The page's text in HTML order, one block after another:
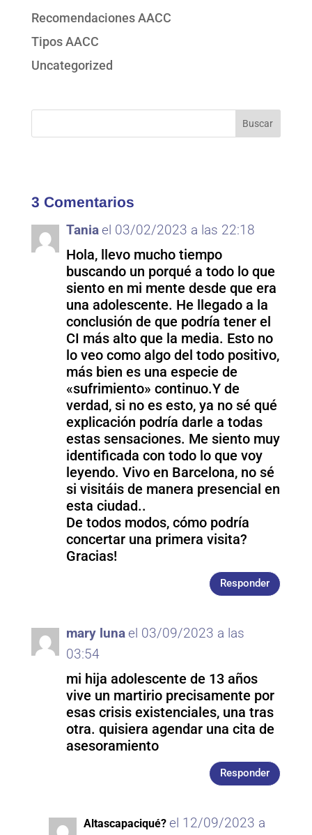
Recomendaciones AACC
Tipos AACC
Uncategorized
3 Comentarios
Taniael 03/02/2023 a las 22:18
Hola, llevo mucho tiempo
buscando un porqué a todo lo que
siento en mi mente desde que era
una adolescente. He llegado a la
conclusión de que podría tener el
CI más alto que la media. Esto no
lo veo como algo del todo positivo,
más bien es una especie de
«sufrimiento» continuo.Y de
verdad, si no es esto, ya no sé qué
explicación podría darle a todas
estas sensaciones. Me siento muy
identificada con todo lo que voy
leyendo. Vivo en Barcelona, no sé
si visitáis de manera presencial en
esta ciudad..
De todos modos, cómo podría
concertar una primera visita?
Gracias!
Responder
mary lunael 03/09/2023 a las
03:54
mi hija adolescente de 13 años
vive un martirio precisamente por
esas crisis existenciales, una tras
otra. quisiera agendar una cita de
asesoramiento
Responder
Altascapaciqué? el 12/09/2023 a